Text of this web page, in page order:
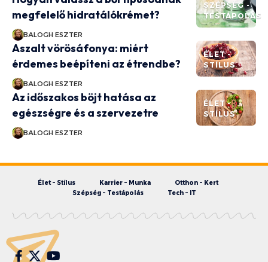
SZÉPSÉG -
TESTÁPOLÁS
megfelelő hidratálókrémet?
BALOGH ESZTER
ÉLET -
STÍLUS
Aszalt vörösáfonya: miért
érdemes beépíteni az étrendbe?
BALOGH ESZTER
ÉLET -
STÍLUS
Az időszakos böjt hatása az
egészségre és a szervezetre
BALOGH ESZTER
Élet – Stílus Karrier – Munka
Otthon – Kert
Szépség – Testápolás
Tech – IT